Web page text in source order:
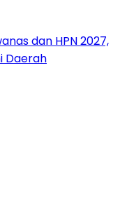
dan HPN 2027,
Daerah